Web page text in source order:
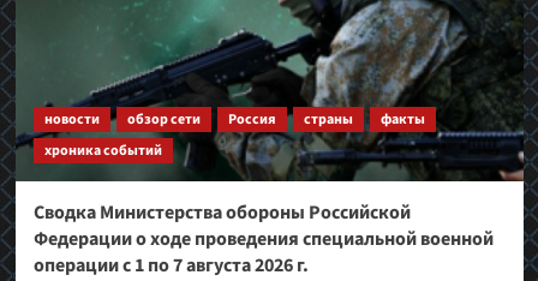
новости обзор сети Россия страны
факты
хроника событий
Сводка Министерства обороны Российской
Федерации о ходе проведения специальной военной
операции с 1 по 7 августа 2026 г.